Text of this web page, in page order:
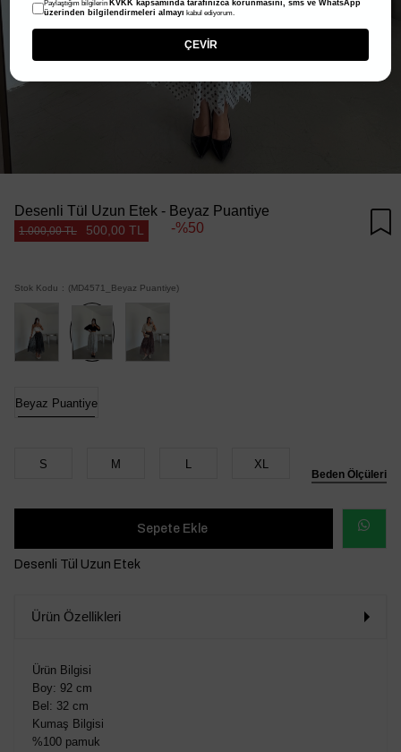
Desenli Tül Uzun Etek - Beyaz Puantiye
1.000,00 TL 500,00 TL 50
Stok Kodu (MD4571_Beyaz Puantiye)
Beden Ölçüleri
Beyaz Puantiye
S M L XL
VER
Desenli Tül Uzun Etek
Ürün Özellikleri
Ürün Bilgisi
Boy: 92 cm
Bel: 32 cm
Kumaş Bilgisi
%100 pamuk
Paylaştığım bilgilerin KVKK kapsamında tarafınızca korunmasını, sms ve WhatsApp
üzerinden bilgilendirmeleri almayı kabul ediyorum.
ÇEVİR